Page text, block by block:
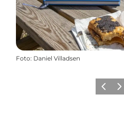
Foto: Daniel Villadsen